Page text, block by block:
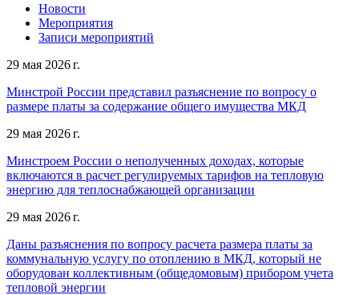
Новости
Мероприятия
Записи мероприятий
29 мая 2026 г.
Минстрой России представил разъяснение по вопросу о
размере платы за содержание общего имущества МКД
29 мая 2026 г.
Минстроем России о неполученных доходах, которые
включаются в расчет регулируемых тарифов на тепловую
энергию для теплоснабжающей организации
29 мая 2026 г.
Даны разъяснения по вопросу расчета размера платы за
коммунальную услугу по отоплению в МКД, который не
оборудован коллективным (общедомовым) прибором учета
тепловой энергии